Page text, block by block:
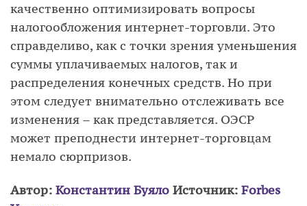
качественно оптимизировать вопросы
налогообложения интернет-торговли. Это
справделиво, как с точки зрения уменьшения
суммы уплачиваемых налогов, так и
распределения конечных средств. Но при
этом следует внимательно отслеживать все
изменения – как представляется. ОЭСР
может преподнести интернет-торговцам
немало сюрпризов.
Автор: Константин Буяло Источник: Forbes